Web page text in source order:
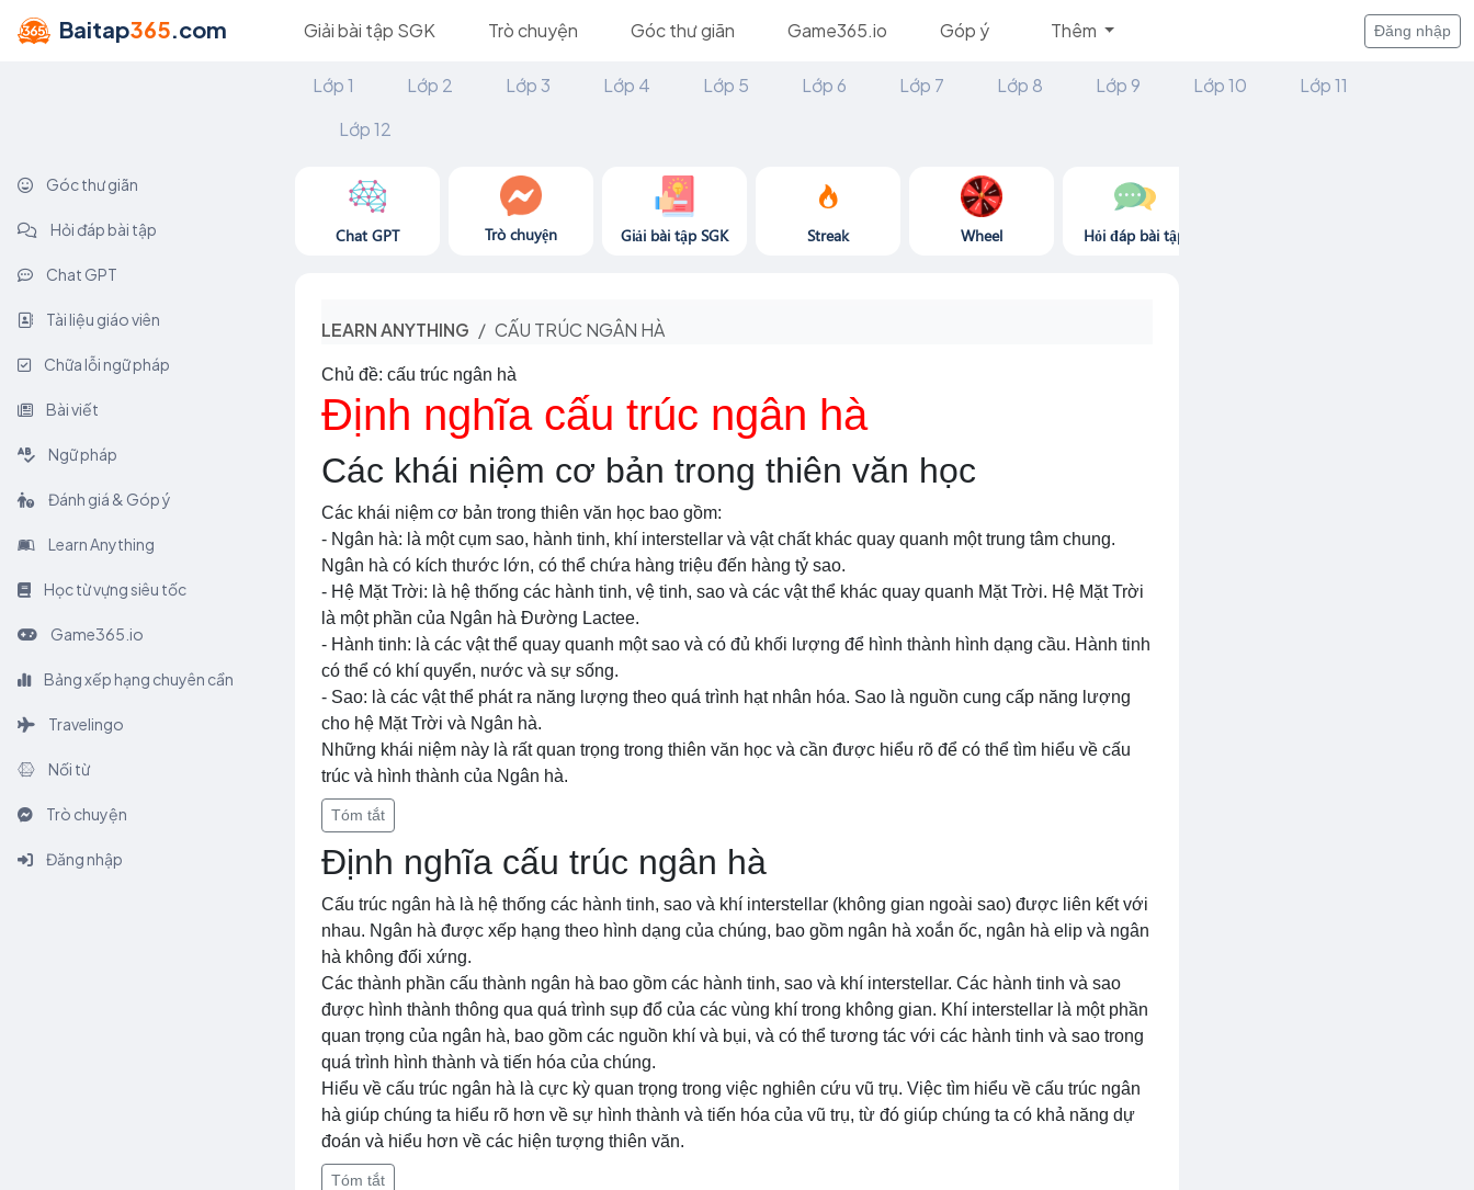
Baitap365.com Giải bài tập SGK Trò chuyện Góc thư giãn Game365.io Góp ý Thêm Đăng nhập
Lớp 1 Lớp 2 Lớp 3 Lớp 4 Lớp 5 Lớp 6 Lớp 7 Lớp 8 Lớp 9 Lớp 10
Lớp 11
Lớp 12
Góc thư giãn
Hỏi đáp bài tập
Chat GPT
Tài liệu giáo viên
Chữa lỗi ngữ pháp
Bài viết
Ngữ pháp
Đánh giá & Góp ý
Learn Anything
Học từ vựng siêu tốc
Game365.io
Bảng xếp hạng chuyên cần
Travelingo
Nối từ
Trò chuyện
Đăng nhập
Chat GPT Trò chuyện Giải bài tập SGK Streak Wheel Hỏi đáp bài tập
LEARN ANYTHING CẤU TRÚC NGÂN HÀ
Chủ đề: cấu trúc ngân hà
Định nghĩa cấu trúc ngân hà
Các khái niệm cơ bản trong thiên văn học
Các khái niệm cơ bản trong thiên văn học bao gồm:
- Ngân hà: là một cụm sao, hành tinh, khí interstellar và vật chất khác quay quanh một trung tâm chung.
Ngân hà có kích thước lớn, có thể chứa hàng triệu đến hàng tỷ sao.
- Hệ Mặt Trời: là hệ thống các hành tinh, vệ tinh, sao và các vật thể khác quay quanh Mặt Trời. Hệ Mặt Trời
là một phần của Ngân hà Đường Lactee.
- Hành tinh: là các vật thể quay quanh một sao và có đủ khối lượng để hình thành hình dạng cầu. Hành tinh
có thể có khí quyển, nước và sự sống.
- Sao: là các vật thể phát ra năng lượng theo quá trình hạt nhân hóa. Sao là nguồn cung cấp năng lượng
cho hệ Mặt Trời và Ngân hà.
Những khái niệm này là rất quan trọng trong thiên văn học và cần được hiểu rõ để có thể tìm hiểu về cấu
trúc và hình thành của Ngân hà.
Tóm tắt
Định nghĩa cấu trúc ngân hà
Cấu trúc ngân hà là hệ thống các hành tinh, sao và khí interstellar (không gian ngoài sao) được liên kết với
nhau. Ngân hà được xếp hạng theo hình dạng của chúng, bao gồm ngân hà xoắn ốc, ngân hà elip và ngân
hà không đối xứng.
Các thành phần cấu thành ngân hà bao gồm các hành tinh, sao và khí interstellar. Các hành tinh và sao
được hình thành thông qua quá trình sụp đổ của các vùng khí trong không gian. Khí interstellar là một phần
quan trọng của ngân hà, bao gồm các nguồn khí và bụi, và có thể tương tác với các hành tinh và sao trong
quá trình hình thành và tiến hóa của chúng.
Hiểu về cấu trúc ngân hà là cực kỳ quan trọng trong việc nghiên cứu vũ trụ. Việc tìm hiểu về cấu trúc ngân
hà giúp chúng ta hiểu rõ hơn về sự hình thành và tiến hóa của vũ trụ, từ đó giúp chúng ta có khả năng dự
đoán và hiểu hơn về các hiện tượng thiên văn.
Tóm tắt